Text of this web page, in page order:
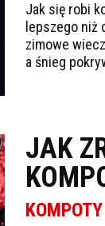
Jak się robi
lepszego niż
zimowe
a śnieg
JAK
KOMPOTY